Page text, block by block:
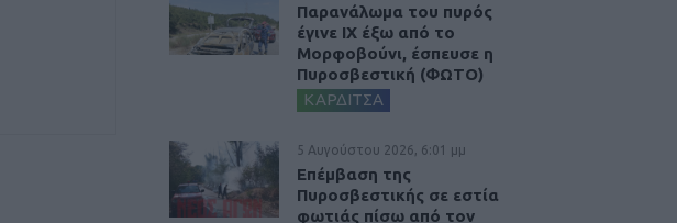
Παρανάλωμα του πυρός
έγινε ΙΧ έξω από το
Μορφοβούνι, έσπευσε η
Πυροσβεστική (ΦΩΤΟ)
ΚΑΡΔΙΤΣΑ
5 Αυγούστου 2026, 6:01 μμ
Επέμβαση της
Πυροσβεστικής σε εστία
φωτιάς πίσω από τον